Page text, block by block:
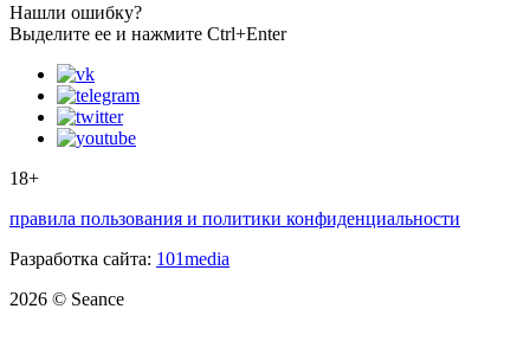
Нашли ошибку?
Выделите ее и нажмите Ctrl+Enter
18+
правила пользования и политики конфиденциальности
Разработка сайта: 101media
2026 © Seance